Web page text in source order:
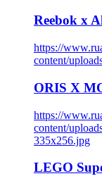
Reebok x
https://
content/
ORIS X
https://
content/
335x256.jpg
LEGO